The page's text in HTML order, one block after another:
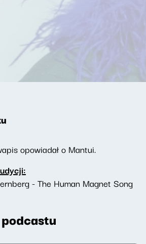
opowiadał o Mantui.
- The Human Magnet Song